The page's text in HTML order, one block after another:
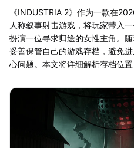
《INDUSTRIA 2》作为一款在
人称叙事射击游戏，将玩家带入
扮演一位寻求归途的女性主角。
妥善保管自己的游戏存档，避免
心问题。本文将详细解析存档位